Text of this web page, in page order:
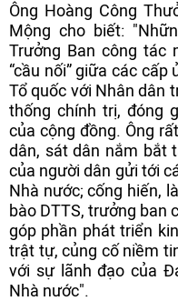
Ông Hoàng Công
Mộng cho biết:
Trưởng Ban công tác
“cầu nối” giữa các
Tổ quốc với Nhân dân
thống chính trị, đóng
của cộng đồng. Ông
dân, sát dân nắm bắt
của người dân gửi tới
Nhà nước; cống hiến,
bào DTTS, trưởng ban
góp phần phát triển
trật tự, củng cố niềm
với sự lãnh đạo của
Nhà nước".